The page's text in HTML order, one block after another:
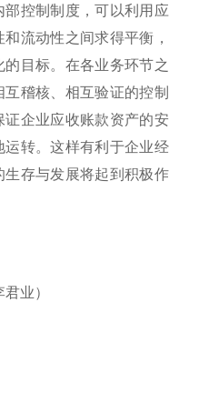
控制制度，可以利用应
流动性之间求得平衡，
目标。在各业务环节之
稽核、相互验证的控制
企业应收账款资产的安
转。这样有利于企业经
存与发展将起到积极作
业）